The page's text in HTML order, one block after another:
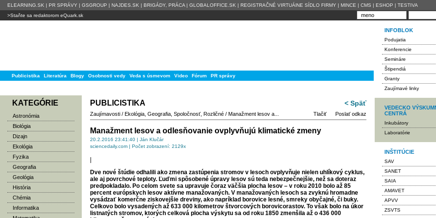
ELEARNING.SK | PR SPRÁVY | GSGROUP | NAJDES.SK | BRIGÁDY, PRÁCA | GLOBALOFFICE.SK | REGISTRAČNÉ VIRTUÁlNE SÍDLO FIRMY | MINCE | CMS | ESHOP | TESTIVA
>Staňte sa redaktorom eQuark.sk
Publicistika Literatúra Blogy Osobnosti vedy Veda s úsmevom Video Fórum PR správy
KATEGÓRIE
Astronómia
Biológia
Dizajn
Ekológia
Fyzika
Geografia
Geológia
História
Chémia
Informatika
< Späť
Tlačiť Poslať odkaz
PUBLICISTIKA
Zaujímavosti / Ekológia Geografia Spoločnosť, Rozličné / Manažment lesov a...
Manažment lesov a odlesňovanie ovplyvňujú klimatické zmeny
20.2.2016 23:41:40 | Ján Klučár
sciencedaily.com | Počet zobrazení: 2129x
Dve nové štúdie odhalili ako zmena zastúpenia stromov v lesoch ovplyvňuje nielen uhlíkový cyklus,
ale aj povrchové teploty. Ľuďmi spôsobené úpravy lesov sú teda nebezpečnejšie, než sa doteraz
predpokladalo. Po celom svete sa upravuje čoraz väčšia plocha lesov – v roku 2010 bolo až 85
percent európskych lesov aktívne manažovaných. V manažovaných lesoch sa zvyknú hromadne
vysádzať komerčne ziskovejšie dreviny, ako napríklad borovice lesné, smreky obyčajné, či buky.
Celkovo bolo vysadených až 633 000 kilometrov štvorcových borovicorastov. To však bolo na úkor
listnatých stromov, ktorých celková plocha výskytu sa od roku 1850 zmenšila až o 436 000
INFOBLOK
Podujatia
Konferencie
Semináre
Štipendiá
Granty
Zaujímavé linky
VEDECKO
CENTRÁ
Inkubátory
Laboratórie
INŠTITÚCIE
SAV
SANET
SAIA
AMAVET
APVV
ZSVTS